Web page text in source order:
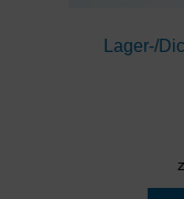
Lager-/